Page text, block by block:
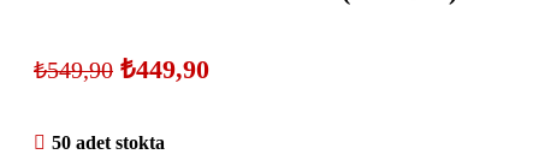
₺549,90 ₺449,90
50 adet stokta